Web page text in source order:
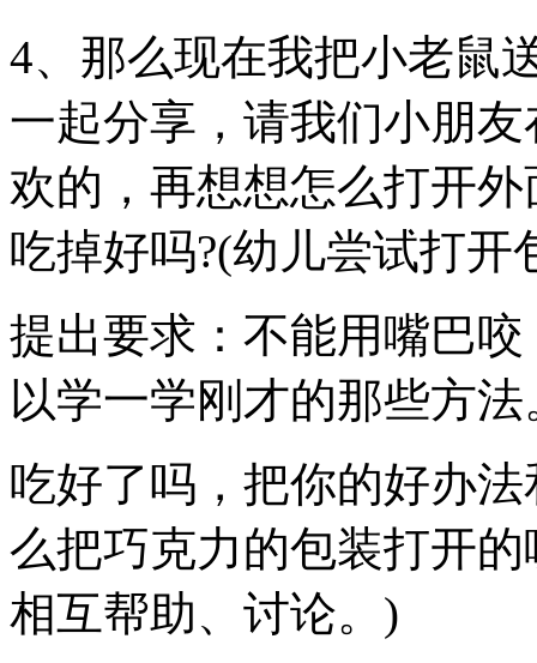
4、那么现在我把小老鼠
一起分享，请我们小朋
欢的，再想想怎么打开
吃掉好吗?(幼儿尝试打开
提出要求：不能用嘴巴
以学一学刚才的那些方法
吃好了吗，把你的好办
么把巧克力的包装打开
相互帮助、讨论。)